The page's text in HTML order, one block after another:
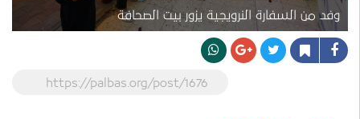
وفد من السفارة النرويجية يزور بيت الصحافة
https://palbas.org/post/1676